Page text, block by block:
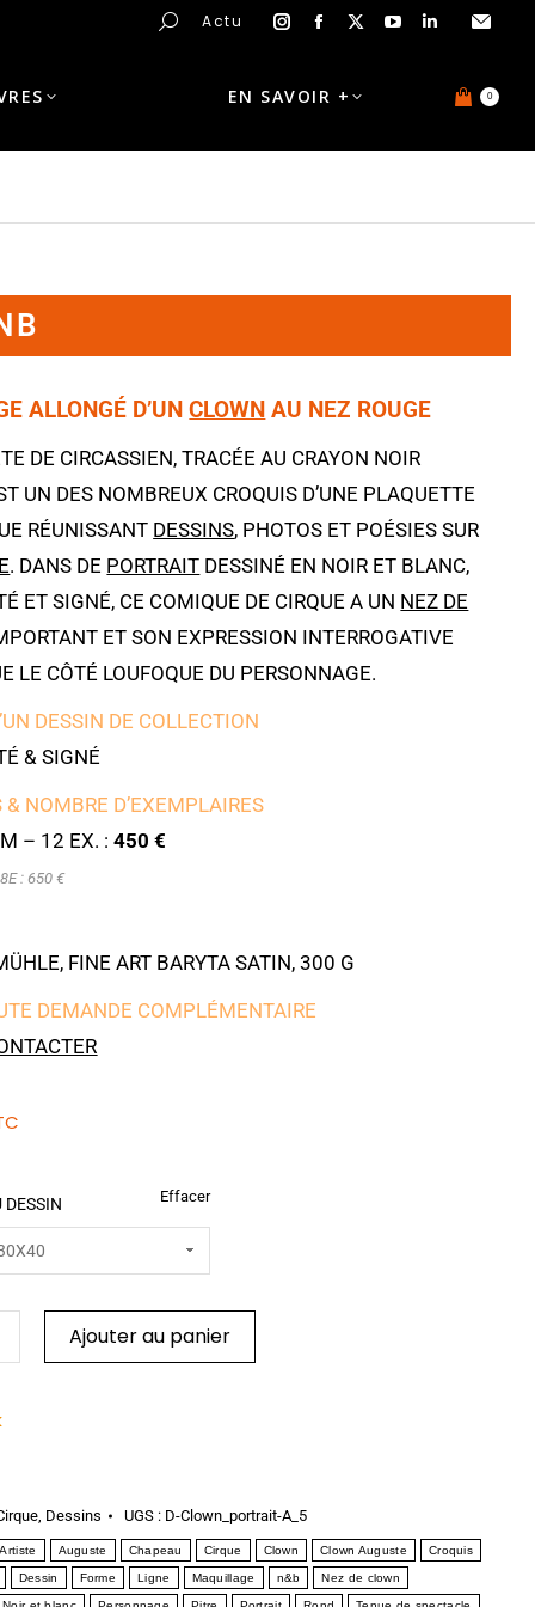
Actu
EN SAVOIR + 0
ALLONGÉ D’UNCLOWN AU NEZ ROUGE
DE CIRCASSIEN, TRACÉE AU CRAYON NOIR
UN DES NOMBREUX CROQUIS D’UNE PLAQUETTE
RÉUNISSANT DESSINS, PHOTOS ET POÉSIES SUR
. DANS DE PORTRAIT DESSINÉ EN NOIR ET BLANC,
ET SIGNÉ, CE COMIQUE DE CIRQUE A UN NEZ DE
ET SON EXPRESSION INTERROGATIVE
LE CÔTÉ LOUFOQUE DU PERSONNAGE.
DESSIN DE COLLECTION
& SIGNÉ
& NOMBRE D’EXEMPLAIRES
– 12 EX. :450 €
: 650 €
FINE ART BARYTA SATIN, 300 G
DEMANDE COMPLÉMENTAIRE
DESSIN Effacer
Ajouter au panier
, Dessins UGS : D-Clown_portrait-A_5
Artiste Auguste Chapeau Cirque Clown Clown Auguste Croquis
Dessin Forme Ligne Maquillage n&b Nez de clown